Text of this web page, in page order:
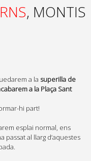
, MONTIS
a la superilla de
a la Plaça Sant
hi part!
esplai normal, ens
passat al llarg d’aquestes